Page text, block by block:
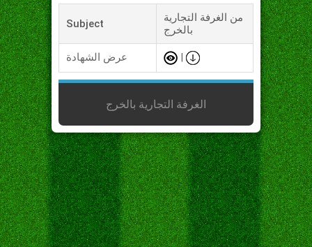
Subject
من الغرفة التجارية
بالخرج
عرض الشهادة
الغرفة التجارية بالخرج